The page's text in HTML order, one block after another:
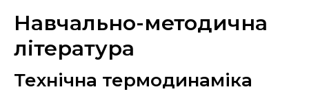
Навчально-методична
література
Технічна термодинаміка